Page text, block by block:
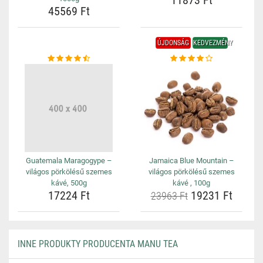
45569 Ft
Guatemala Maragogype –
világos pörkölésű szemes
kávé, 500g
17224 Ft
ÚJDONSÁG KEDVEZMÉNY
Jamaica Blue Mountain –
világos pörkölésű szemes
kávé , 100g
23963 Ft19231 Ft
INNE PRODUKTY PRODUCENTA MANU TEA